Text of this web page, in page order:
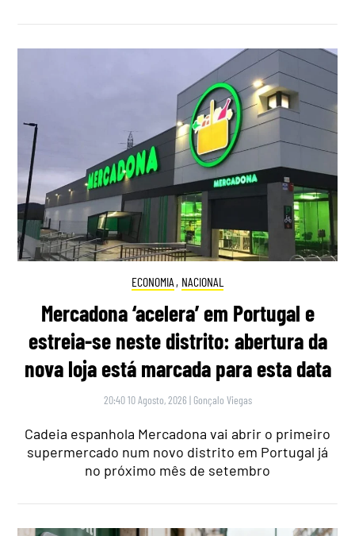
ECONOMIA , NACIONAL
Mercadona ‘acelera’ em Portugal e
estreia-se neste distrito: abertura da
nova loja está marcada para esta data
20:40 10 Agosto, 2026 | Gonçalo Viegas
Cadeia espanhola Mercadona vai abrir o primeiro
supermercado num novo distrito em Portugal já
no próximo mês de setembro